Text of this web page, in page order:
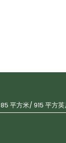
85 平方米/ 915 平方